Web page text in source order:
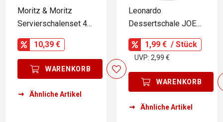
Moritz & Moritz
Servierschalenset 4-
tlg.
10,39 €
WARENKORB
Ähnliche Artikel
Leonardo
Dessertschale JOE
MONTANA
1,99 € / Stück
UVP: 2,99 €
WARENKORB
Ähnliche Artikel